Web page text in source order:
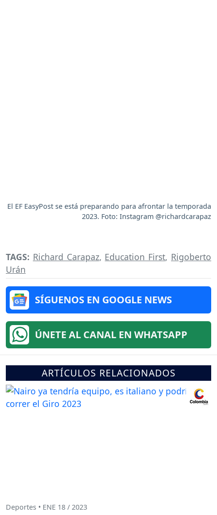
El EF EasyPost se está preparando para afrontar la temporada
2023. Foto: Instagram @richardcarapaz
TAGS: Richard Carapaz, Education First, Rigoberto
Urán
SÍGUENOS EN GOOGLE NEWS
ÚNETE AL CANAL EN WHATSAPP
ARTÍCULOS RELACIONADOS
Deportes • ENE 18 / 2023